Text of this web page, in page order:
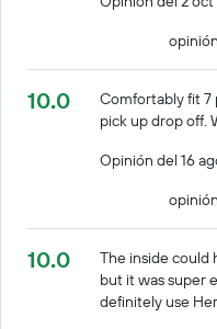
10.0
Comfortably fit 7
pick up drop off.
Opinión del 16
10.0
The inside could
but it was super
definitely use